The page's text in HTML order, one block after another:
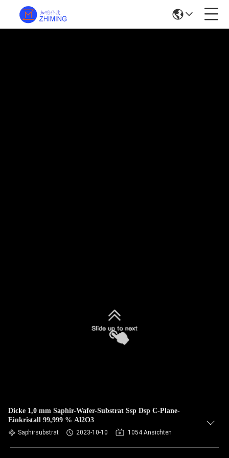
Dicke 1,0 mm Saphir-Wafer-Substrat Ssp Dsp C-Plane-
Einkristall 99,999 % Al2O3
Saphirsubstrat 2023-10-10 1054 Ansichten